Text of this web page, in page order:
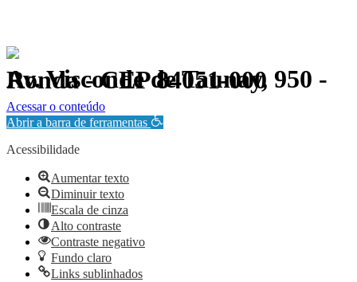
Av. Visconde de Taunay, 950 - Ronda - CEP 84051-000
Política de Privacidade.
Acessar o conteúdo
Abrir a barra de ferramentas
Acessibilidade
Aumentar texto
Diminuir texto
Escala de cinza
Alto contraste
Contraste negativo
Fundo claro
Links sublinhados